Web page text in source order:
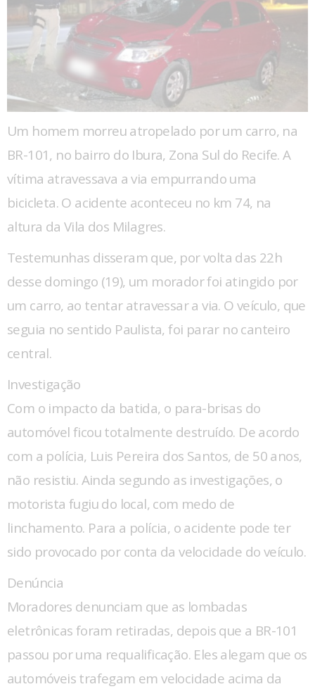
Um homem morreu atropelado por um carro, na
BR-101, no bairro do Ibura, Zona Sul do Recife. A
vítima atravessava a via empurrando uma
bicicleta. O acidente aconteceu no km 74, na
altura da Vila dos Milagres.
Testemunhas disseram que, por volta das 22h
desse domingo (19), um morador foi atingido por
um carro, ao tentar atravessar a via. O veículo, que
seguia no sentido Paulista, foi parar no canteiro
central.
Investigação
Com o impacto da batida, o para-brisas do
automóvel ficou totalmente destruído. De acordo
com a polícia, Luis Pereira dos Santos, de 50 anos,
não resistiu. Ainda segundo as investigações, o
motorista fugiu do local, com medo de
linchamento. Para a polícia, o acidente pode ter
sido provocado por conta da velocidade do veículo.
Denúncia
Moradores denunciam que as lombadas
eletrônicas foram retiradas, depois que a BR-101
passou por uma requalificação. Eles alegam que os
automóveis trafegam em velocidade acima da